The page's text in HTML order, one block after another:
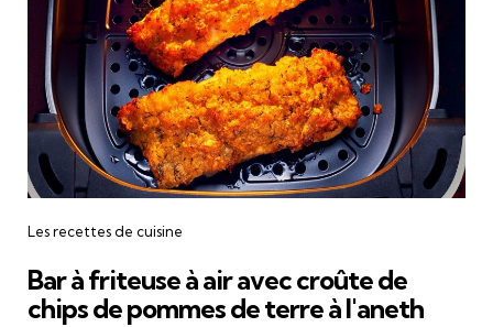
Les recettes de cuisine
Bar à friteuse à air avec croûte de
chips de pommes de terre à l'aneth